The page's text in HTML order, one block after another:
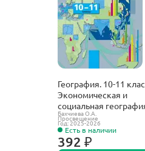
География. 10-11
Экономическая и
социальная
мира. Атлас. С новыми
регионами РФ.
Бахчиева О.А.
Просвещение
Год: 2025-2026
Есть в наличии
392 ₽